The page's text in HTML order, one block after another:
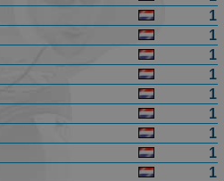
1
1
1
1
1
1
1
1
1
.schaatspeloton.nl
1 jaar 1
maand
This cookie
name is
asssociated
with Google
Universal
Analytics -
which is a
significant
Google's
commonly
used